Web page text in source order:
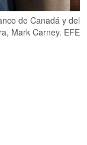
de Canadá y del
Mark Carney. EFE